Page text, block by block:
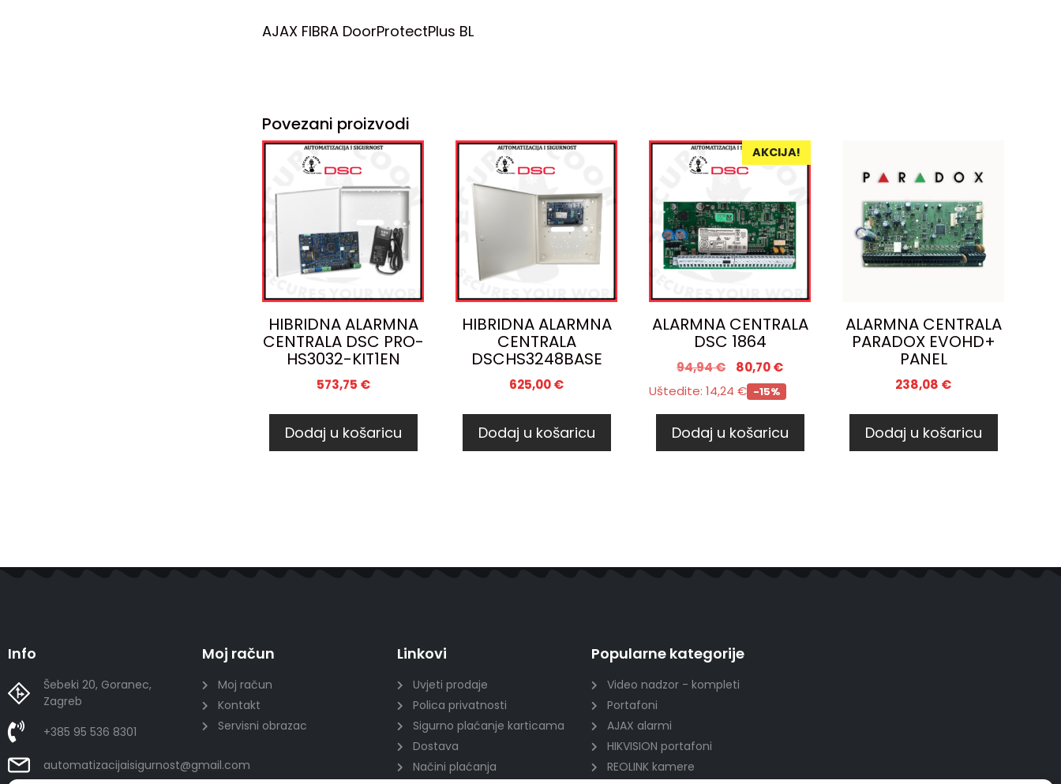
AJAX FIBRA DoorProtectPlus BL
Povezani proizvodi
HIBRIDNA ALARMNA
CENTRALA DSC PRO-
HS3032-KIT1EN
573,75 €
Dodaj u košaricu
HIBRIDNA ALARMNA
CENTRALA
DSCHS3248BASE
625,00€
Dodaj u košaricu
AKCIJA!
ALARMNA CENTRALA
DSC 1864
94,94€ 80,70€
Uštedite: 14,24 € -15%
Dodaj u košaricu
ALARMNA CENTRALA
PARADOX EVOHD+
PANEL
238,08 €
Dodaj u košaricu
Info
Šebeki 20, Goranec,
Zagreb
+385 95 536 8301
automatizacijaisigurnost@gmail.com
Moj račun
Moj račun
Kontakt
Servisni obrazac
Linkovi
Uvjeti prodaje
Polica privatnosti
Sigurno plaćanje karticama
Dostava
Načini plaćanja
Popularne kategorije
Video nadzor - kompleti
Portafoni
AJAX alarmi
HIKVISION portafoni
REOLINK kamere